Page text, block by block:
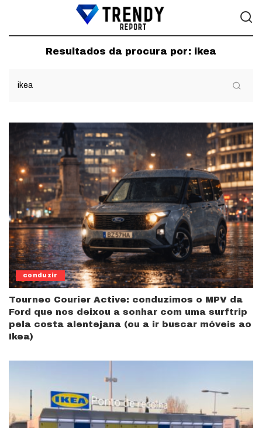
Resultados da procura por: ikea
conduzir
Tourneo Courier Active: conduzimos o MPV da
Ford que nos deixou a sonhar com uma surftrip
pela costa alentejana (ou a ir buscar móveis ao
Ikea)